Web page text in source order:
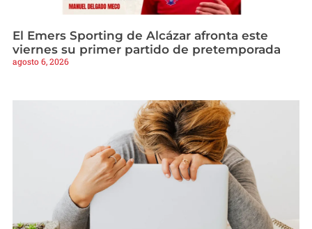
El Emers Sporting de Alcázar afronta este
viernes su primer partido de pretemporada
agosto 6, 2026